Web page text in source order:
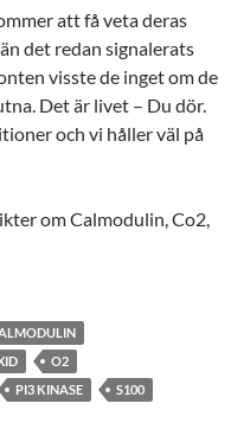
att få veta deras
det redan signalerats
visste de inget om de
Det är livet – Du dör.
och vi håller väl på
om Calmodulin, Co2,
O2
PI3 KINASE
S100